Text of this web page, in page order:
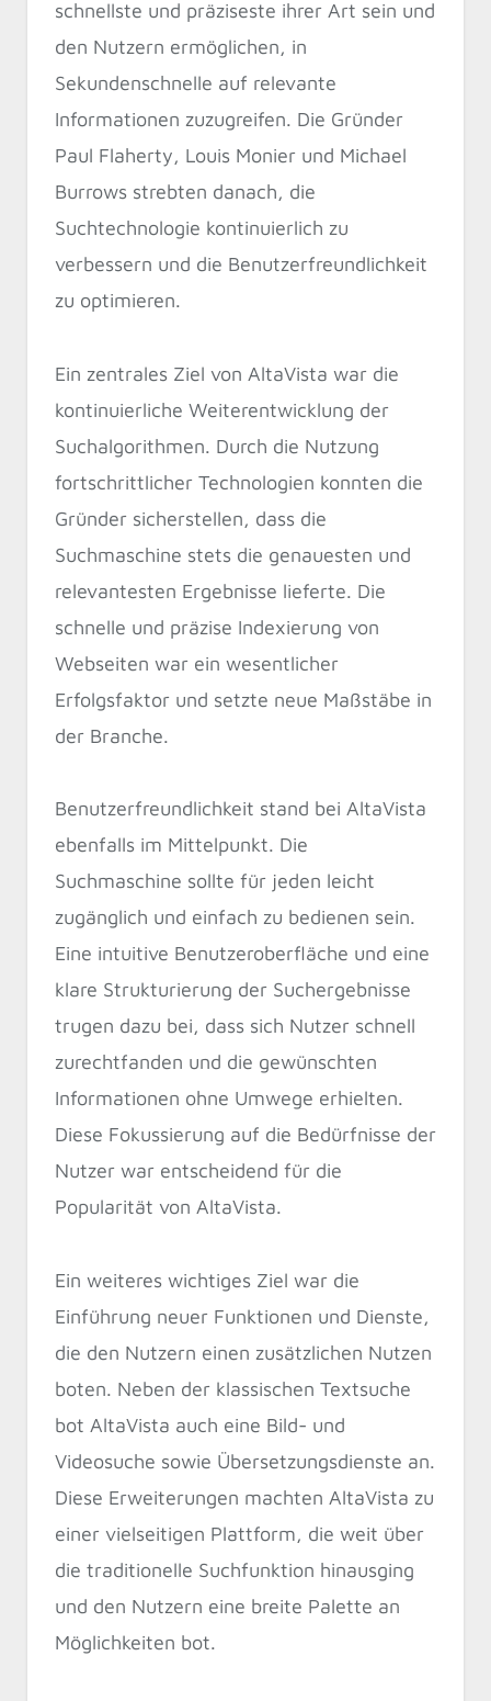
schnellste und präziseste ihrer Art sein und
den Nutzern ermöglichen, in
Sekundenschnelle auf relevante
Informationen zuzugreifen. Die Gründer
Paul Flaherty, Louis Monier und Michael
Burrows strebten danach, die
Suchtechnologie kontinuierlich zu
verbessern und die Benutzerfreundlichkeit
zu optimieren.
Ein zentrales Ziel von AltaVista war die
kontinuierliche Weiterentwicklung der
Suchalgorithmen. Durch die Nutzung
fortschrittlicher Technologien konnten die
Gründer sicherstellen, dass die
Suchmaschine stets die genauesten und
relevantesten Ergebnisse lieferte. Die
schnelle und präzise Indexierung von
Webseiten war ein wesentlicher
Erfolgsfaktor und setzte neue Maßstäbe in
der Branche.
Benutzerfreundlichkeit stand bei AltaVista
ebenfalls im Mittelpunkt. Die
Suchmaschine sollte für jeden leicht
zugänglich und einfach zu bedienen sein.
Eine intuitive Benutzeroberfläche und eine
klare Strukturierung der Suchergebnisse
trugen dazu bei, dass sich Nutzer schnell
zurechtfanden und die gewünschten
Informationen ohne Umwege erhielten.
Diese Fokussierung auf die Bedürfnisse der
Nutzer war entscheidend für die
Popularität von AltaVista.
Ein weiteres wichtiges Ziel war die
Einführung neuer Funktionen und Dienste,
die den Nutzern einen zusätzlichen Nutzen
boten. Neben der klassischen Textsuche
bot AltaVista auch eine Bild- und
Videosuche sowie Übersetzungsdienste an.
Diese Erweiterungen machten AltaVista zu
einer vielseitigen Plattform, die weit über
die traditionelle Suchfunktion hinausging
und den Nutzern eine breite Palette an
Möglichkeiten bot.